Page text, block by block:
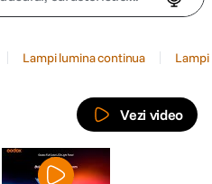
Lampi lumina continua
Vezi video